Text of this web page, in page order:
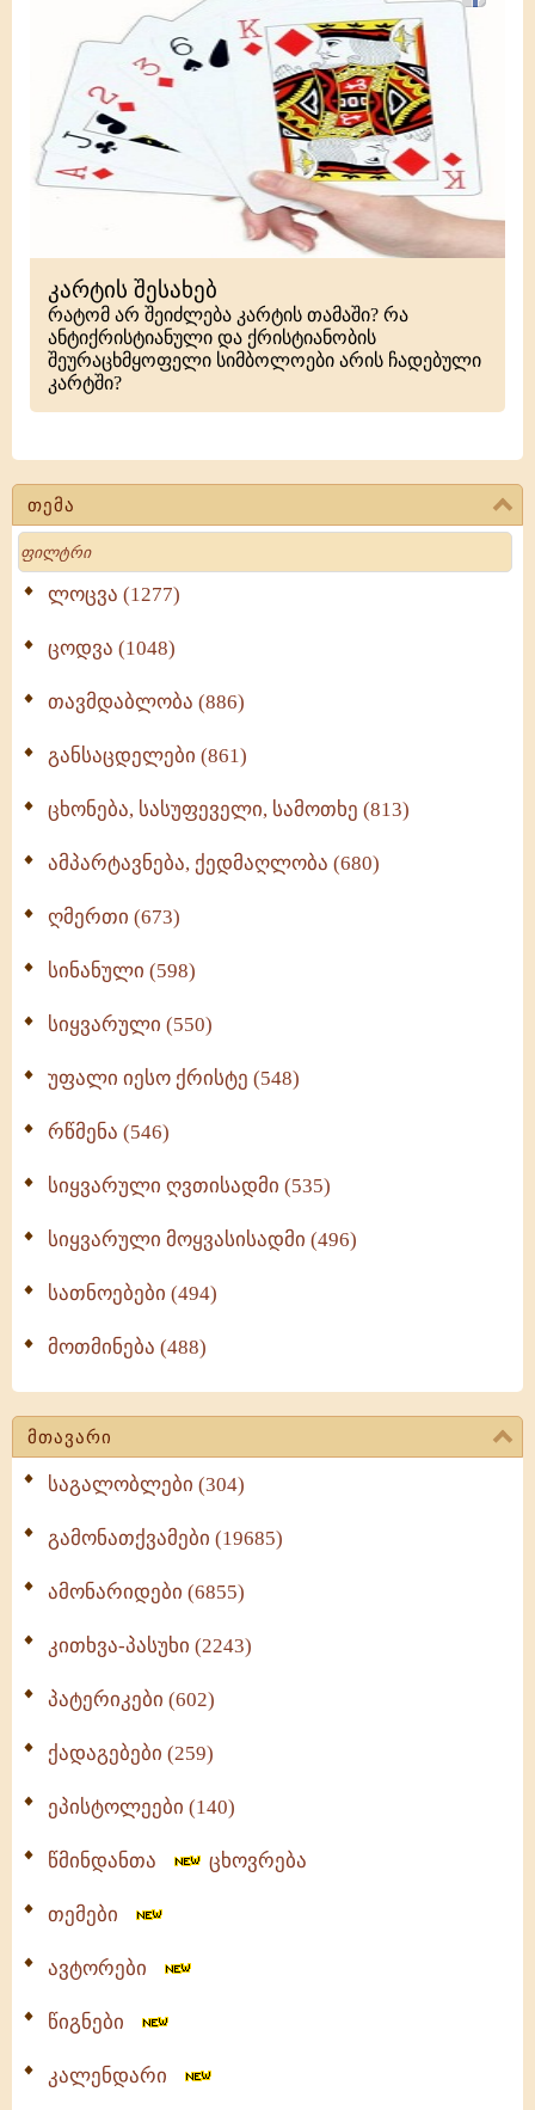
თემა
Search
ლოცვა (1277)
ცოდვა (1048)
თავმდაბლობა (886)
განსაცდელები (861)
ცხონება, სასუფეველი, სამოთხე (813)
ამპარტავნება, ქედმაღლობა (680)
ღმერთი (673)
სინანული (598)
სიყვარული (550)
უფალი იესო ქრისტე (548)
რწმენა (546)
სიყვარული ღვთისადმი (535)
სიყვარული მოყვასისადმი (496)
სათნოებები (494)
მოთმინება (488)
მთავარი
საგალობლები (304)
გამონათქვამები (19685)
ამონარიდები (6855)
კითხვა-პასუხი (2243)
პატერიკები (602)
ქადაგებები (259)
ეპისტოლეები (140)
წმინდანთა ცხოვრება
თემები
ავტორები
წიგნები
კალენდარი
კარტის შესახებ
რატომ არ შეიძლება კარტის თამაში? რა
ანტიქრისტიანული და ქრისტიანობის
შეურაცხმყოფელი სიმბოლოები არის ჩადებული
კარტში?